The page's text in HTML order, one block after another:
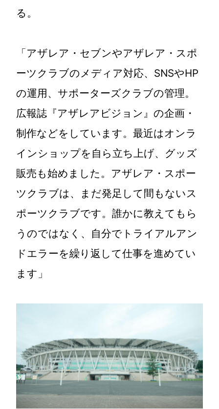
る。
「アザレア・セブンやアザレア・スポ
ーツクラブのメディア対応、SNSやHP
の運用、サポーターズクラブの管理。
広報誌『アザレアビジョン』の企画・
制作などをしています。最近はオンラ
インショップを自ら立ち上げ、グッズ
販売も始めました。アザレア・スポー
ツクラブは、まだ発足して間もないス
ポーツクラブです。誰かに教えてもら
うのではなく、自分でトライアルアン
ドエラーを繰り返して仕事を進めてい
ます」